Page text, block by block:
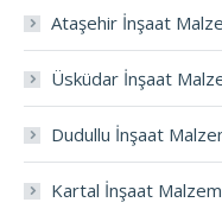
Ataşehir İnşaat
Üsküdar İnşaat
Dudullu İnşaat
Kartal İnşaat